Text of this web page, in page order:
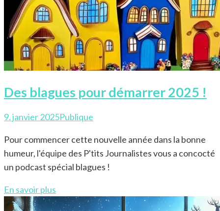
Des blagues pour démarrer 2025 !
9. janvier 2025Publique
Pour commencer cette nouvelle année dans la bonne
humeur, l'équipe des P'tits Journalistes vous a concocté
un podcast spécial blagues !
En savoir plus